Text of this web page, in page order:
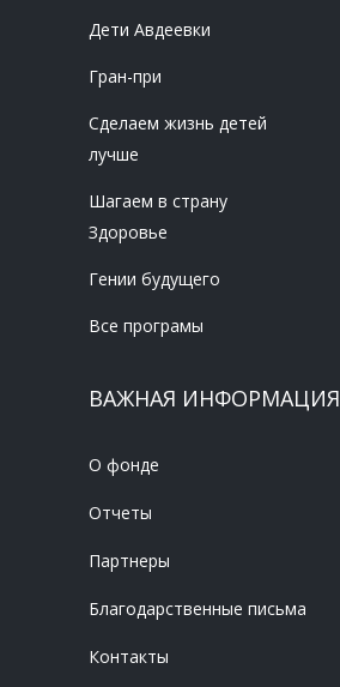
Дети Авдеевки
Гран-при
Сделаем жизнь детей
лучше
Шагаем в страну
Здоровье
Гении будущего
Все програмы
ВАЖНАЯ ИНФОРМАЦИЯ
О фонде
Отчеты
Партнеры
Благодарственные письма
Контакты